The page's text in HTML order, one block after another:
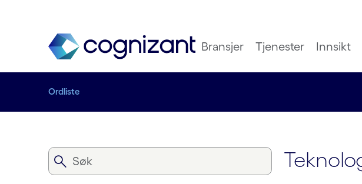
Bransjer Tjenester Innsikt
Ordliste